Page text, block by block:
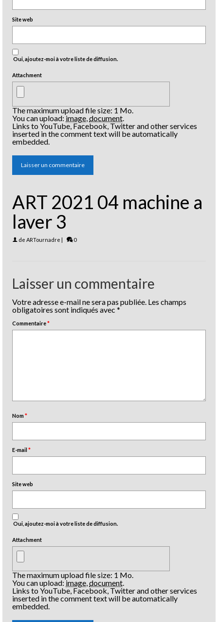
Site web
Oui, ajoutez-moi à votre liste de diffusion.
Attachment
The maximum upload file size: 1 Mo.
You can upload:image document
Links to YouTube, Facebook, Twitter and other services
inserted in the comment text will be automatically
embedded.
ART 2021 04 machine a
laver 3
de ARTournadre | 0
Laisser un commentaire
Votre adresse e-mail ne sera pas publiée. Les champs
obligatoires sont indiqués avec *
Commentaire*
Nom*
E-mail*
Site web
Oui, ajoutez-moi à votre liste de diffusion.
Attachment
The maximum upload file size: 1 Mo.
You can upload:image document
Links to YouTube, Facebook, Twitter and other services
inserted in the comment text will be automatically
embedded.